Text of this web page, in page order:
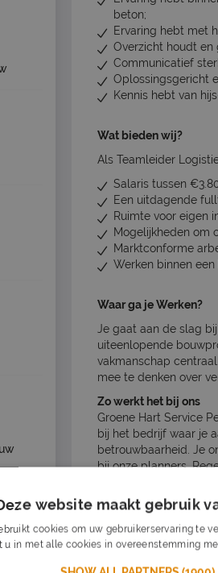
beton;
Ervaring hebt met
Overzicht houdt en
Communicatief
Oplossingsgericht
Kennis hebt van
Wat bieden wij?
Als Teamleider
Salaris tussen
Een uitdagende
Ruimte voor eigen
Mogelijkheden om
Marktconforme
Werken binnen
Waar ga je Werken?
Je gaat aan de slag
uiteenlopende
vakmanschap
mee te denken over
Zo werkt het bij ons
Groene Hart Service
bij het bedrijf waar je
betrouwbaarheid. Je
bij onze planners.
Salarisomschrijving
€ 3.800 - € 4.500 per
website maakt gebruik
cookies om uw gebruikerservaring te
u in met alle cookies in overeenstemming